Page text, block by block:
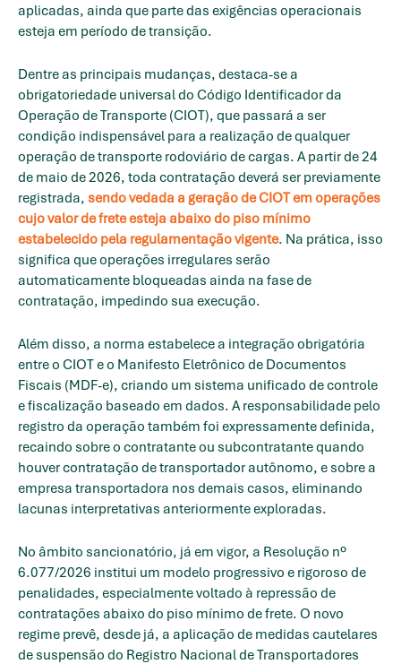
aplicadas, ainda que parte das exigências operacionais
esteja em período de transição.
Dentre as principais mudanças, destaca-se a
obrigatoriedade universal do Código Identificador da
Operação de Transporte (CIOT), que passará a ser
condição indispensável para a realização de qualquer
operação de transporte rodoviário de cargas. A partir de 24
de maio de 2026, toda contratação deverá ser previamente
registrada, sendo vedada a geração de CIOT em operações
cujo valor de frete esteja abaixo do piso mínimo
estabelecido pela regulamentação vigente. Na prática, isso
significa que operações irregulares serão
automaticamente bloqueadas ainda na fase de
contratação, impedindo sua execução.
Além disso, a norma estabelece a integração obrigatória
entre o CIOT e o Manifesto Eletrônico de Documentos
Fiscais (MDF-e), criando um sistema unificado de controle
e fiscalização baseado em dados. A responsabilidade pelo
registro da operação também foi expressamente definida,
recaindo sobre o contratante ou subcontratante quando
houver contratação de transportador autônomo, e sobre a
empresa transportadora nos demais casos, eliminando
lacunas interpretativas anteriormente exploradas.
No âmbito sancionatório, já em vigor, a Resolução nº
6.077/2026 institui um modelo progressivo e rigoroso de
penalidades, especialmente voltado à repressão de
contratações abaixo do piso mínimo de frete. O novo
regime prevê, desde já, a aplicação de medidas cautelares
de suspensão do Registro Nacional de Transportadores